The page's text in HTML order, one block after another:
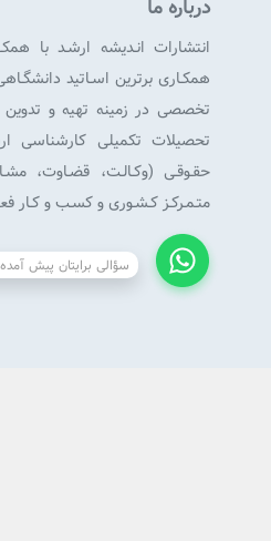
درباره ما
انتشارات انـدیشه ارشـد با
همکـاری برترین اسـاتید
تخصصی در زمینه تهیه و
تحصیلات تکمیلی کارشناسی
حقـوقـی (وکـالـت، قضـاوت،
متـمـرکـز کـشـوری و کسـب و کـار